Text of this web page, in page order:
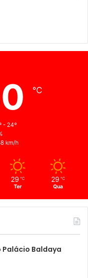
℃
- 24º
km/h
29 ℃
Ter
29 ℃
Qua
Palácio Baldaya